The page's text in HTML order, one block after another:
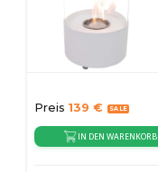
Preis 139 €
IN DEN WARENKORB